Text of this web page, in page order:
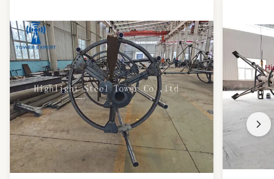
Antenna Load: Согласно требованию клиента
Wind Resistance: До 340 км/ч
Character:
занимают небольшую площадь, красивый
внешний вид
High Light:
проданный оцинкованный столб
уличного освещения
проданный оцинкованный столб
светофора
,
Продается 6-метровый столб